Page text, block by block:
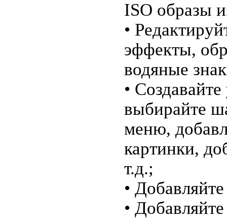
ISO образы
•
эффекты,
водяные
•
выбирайте
меню,
картинки,
т.д.;
•
•